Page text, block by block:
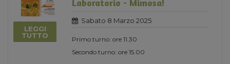
LEGGI
TUTTO
Laboratorio - Mimosa!
Sabato 8 Marzo 2025
Primo turno: ore 11.30
Secondo turno: ore 15.00